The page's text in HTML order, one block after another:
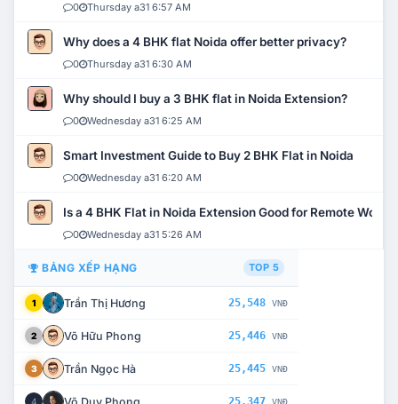
0 Thursday a31 6:57 AM
Why does a 4 BHK flat Noida offer better privacy?
0 Thursday a31 6:30 AM
Why should I buy a 3 BHK flat in Noida Extension?
0 Wednesday a31 6:25 AM
Smart Investment Guide to Buy 2 BHK Flat in Noida
0 Wednesday a31 6:20 AM
Is a 4 BHK Flat in Noida Extension Good for Remote Work?
0 Wednesday a31 5:26 AM
BẢNG XẾP HẠNG TOP 5
1 Trần Thị Hương 25,548 VNĐ
2 Võ Hữu Phong 25,446 VNĐ
3 Trần Ngọc Hà 25,445 VNĐ
4 Võ Duy Phong 25,347 VNĐ